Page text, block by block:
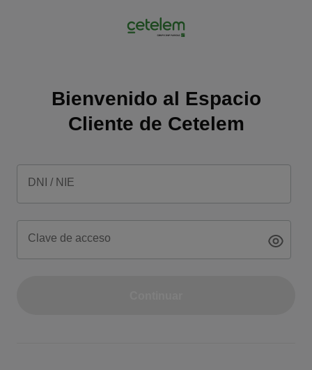
Bienvenido al Espacio
Cliente de Cetelem
DNI / NIE
Clave de acceso